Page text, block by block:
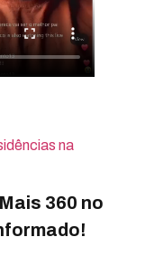
na
360 no